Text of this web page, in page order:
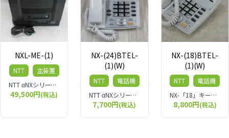
NXL-ME-(1)
NTT
主装置
NTT αNXシリーズ L型主装置
49,500円(税込)
NX-(24)BTEL-
(1)(W)
NTT
電話機
NTT αNXシリーズ 24ボタン標準電話機（バス配線用）NX-(24)BTEL-(1)(W)
7,700円(税込)
NX-(18)BTEL-
(1)(W)
NTT
電話機
NX-「18」キー標準バス電話機-「1」「W」NX-18BTEL-1W
8,800円(税込)